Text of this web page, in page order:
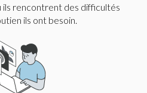
rencontrent des difficultés
ils ont besoin.